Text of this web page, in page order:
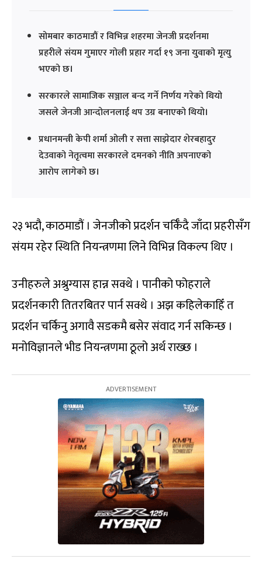
सोमबार काठमाडौं र विभिन्न शहरमा जेनजी प्रदर्शनमा
प्रहरीले संयम गुमाएर गोली प्रहार गर्दा १९ जना युवाको मृत्यु
भएको छ।
सरकारले सामाजिक सञ्जाल बन्द गर्ने निर्णय गरेको थियो
जसले जेनजी आन्दोलनलाई थप उग्र बनाएको थियो।
प्रधानमन्त्री केपी शर्मा ओली र सत्ता साझेदार शेरबहादुर
देउवाको नेतृत्वमा सरकारले दमनको नीति अपनाएको
आरोप लागेको छ।
२३ भदौ, काठमाडौं । जेनजीको प्रदर्शन चर्किँदै जाँदा प्रहरीसँग
संयम रहेर स्थिति नियन्त्रणमा लिने विभिन्न विकल्प थिए ।
उनीहरुले अश्रुग्यास हान्न सक्थे । पानीको फोहराले
प्रदर्शनकारी तितरबितर पार्न सक्थे । अझ कहिलेकाहिँ त
प्रदर्शन चर्किनु अगावै सडकमै बसेर संवाद गर्न सकिन्छ ।
मनोविज्ञानले भीड नियन्त्रणमा ठूलो अर्थ राख्छ ।